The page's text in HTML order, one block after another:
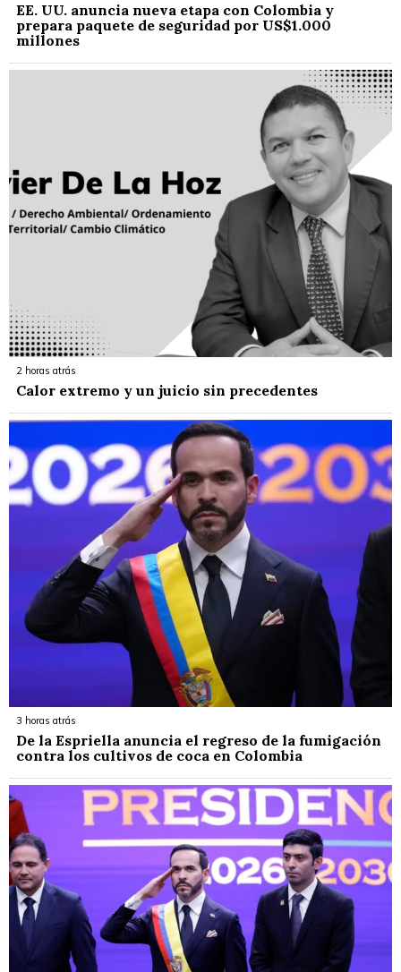
EE. UU. anuncia nueva etapa con Colombia y
prepara paquete de seguridad por US$1.000
millones
2 horas atrás
Calor extremo y un juicio sin precedentes
3 horas atrás
De la Espriella anuncia el regreso de la fumigación
contra los cultivos de coca en Colombia